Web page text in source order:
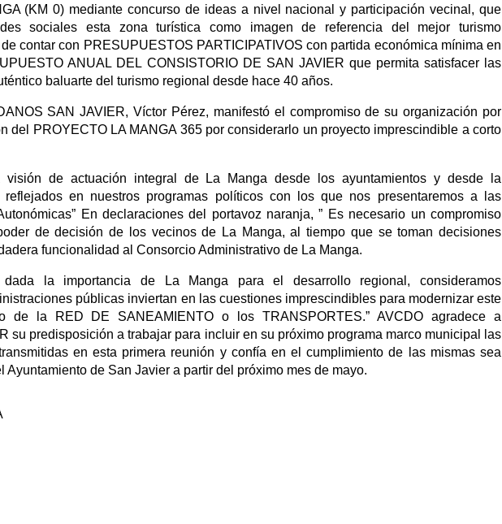
(KM 0) mediante concurso de ideas a nivel nacional y participación vecinal, que
sociales esta zona turística como imagen de referencia del mejor turismo
contar con PRESUPUESTOS PARTICIPATIVOS con partida económica mínima en
ANUAL DEL CONSISTORIO DE SAN JAVIER que permita satisfacer las
baluarte del turismo regional desde hace 40 años.
SAN JAVIER, Víctor Pérez, manifestó el compromiso de su organización por
del PROYECTO LA MANGA 365 por considerarlo un proyecto imprescindible a corto
visión de actuación integral de La Manga desde los ayuntamientos y desde la
reflejados en nuestros programas políticos con los que nos presentaremos a las
En declaraciones del portavoz naranja, ” Es necesario un compromiso
de decisión de los vecinos de La Manga, al tiempo que se toman decisiones
funcionalidad al Consorcio Administrativo de La Manga.
la importancia de La Manga para el desarrollo regional, consideramos
públicas inviertan en las cuestiones imprescindibles para modernizar este
de la RED DE SANEAMIENTO o los TRANSPORTES.” AVCDO agradece a
su predisposición a trabajar para incluir en su próximo programa marco municipal las
en esta primera reunión y confía en el cumplimiento de las mismas sea
Ayuntamiento de San Javier a partir del próximo mes de mayo.